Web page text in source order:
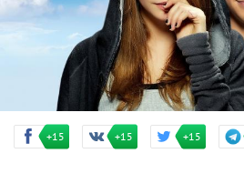
+15 +15 +15